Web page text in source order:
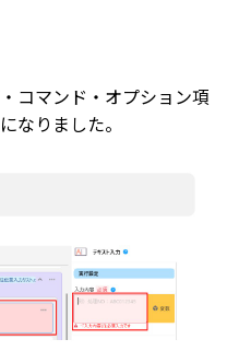
コマンド・オプション項
なりました。